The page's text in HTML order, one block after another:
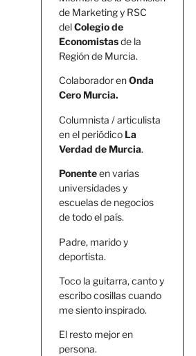
de Marketing y RSC
delColegio de
Economistasde la
Región de Murcia.
Colaborador enOnda
Cero Murcia.
Columnista / articulista
en el periódico La
Verdad de Murcia.
Ponenteen varias
universidades y
escuelas de negocios
de todo el país.
Padre, marido y
deportista.
Toco la guitarra, canto y
escribo cosillas cuando
me siento inspirado.
El resto mejor en
persona.